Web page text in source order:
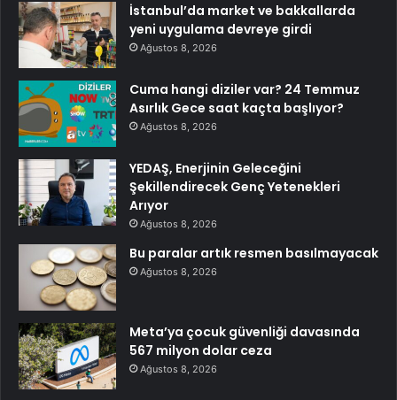
İstanbul’da market ve bakkallarda
yeni uygulama devreye girdi
Ağustos 8, 2026
Cuma hangi diziler var? 24 Temmuz
Asırlık Gece saat kaçta başlıyor?
Ağustos 8, 2026
YEDAŞ, Enerjinin Geleceğini
Şekillendirecek Genç Yetenekleri
Arıyor
Ağustos 8, 2026
Bu paralar artık resmen basılmayacak
Ağustos 8, 2026
Meta’ya çocuk güvenliği davasında
567 milyon dolar ceza
Ağustos 8, 2026